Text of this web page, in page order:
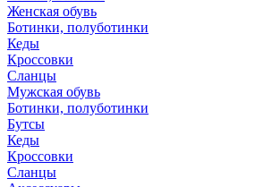
Женская обувь
Ботинки, полуботинки
Кеды
Кроссовки
Сланцы
Мужская обувь
Ботинки, полуботинки
Бутсы
Кеды
Кроссовки
Сланцы